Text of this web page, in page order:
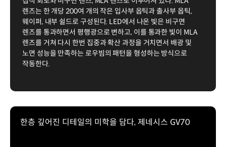
렌즈는 한 개당 200여 개의 작은 입사부 옵틱과 출사부 옵틱,
웨이퍼, 내부 쉴드로 구성된다. LED에서 나온 빛은 비구면
렌즈를 통과하면서 평행광으로 변하고, 이를 통과한 빛이 MLA
렌즈를 거쳐 다시 한번 집중과 확산 과정을 거치면서 배광 및
노면 성능을 만족하는 로우빔의 패턴을 형성하는 방식으로
작동한다.
한층 깊어진 디테일의 미학을 담다, 제네시스 GV70